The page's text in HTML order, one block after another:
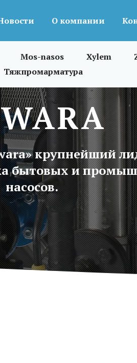
О компании
Mos-nasos Xylem
Тяжпромарматура
крупнейший
бытовых и
насосов.